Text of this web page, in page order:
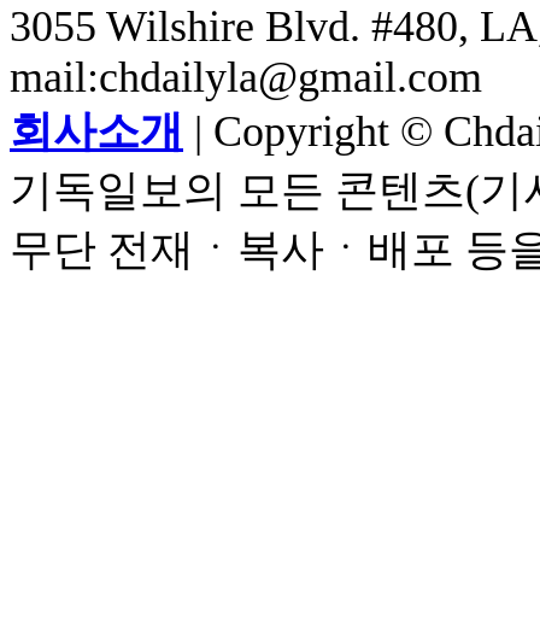
3055 Wilshire Blvd. #480,
mail:chdailyla@gmail.com
회사소개 | Copyright ©
기독일보의 모든 콘텐츠(
무단 전재ㆍ복사ㆍ배포 등